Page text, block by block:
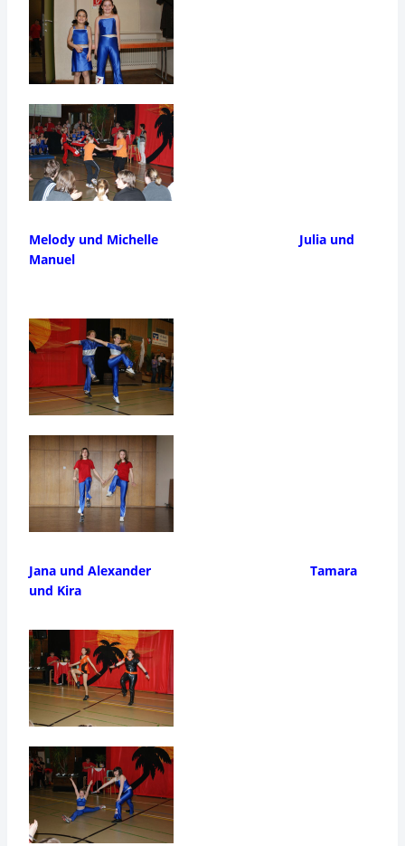
Melody und Michelle Julia und
Manuel
Jana und Alexander
Tamara
und Kira